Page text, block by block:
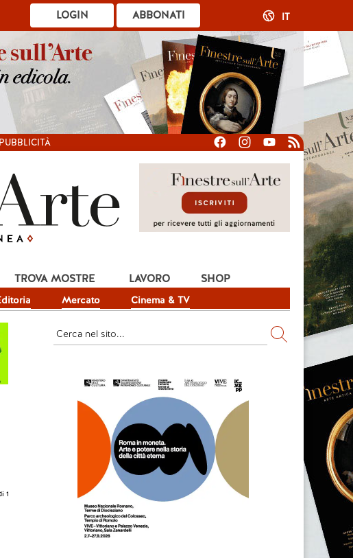
ABBONATI
LOGIN IT
PUBBLICITÀ
Mercato Cinema & TV
TROVA MOSTRE LAVORO SHOP
1